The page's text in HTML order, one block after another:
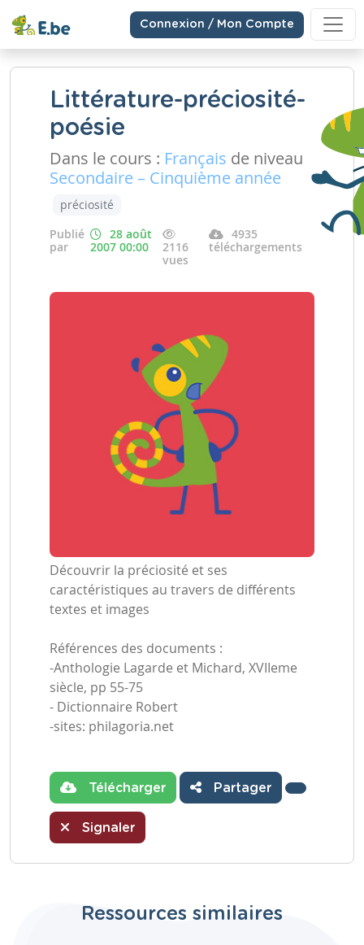
Connexion / Mon Compte
Littérature-préciosité-
poésie
Dans le cours : Français de niveau
Secondaire – Cinquième année
préciosité
Publié
par
28 août
2007 00:00
2116
vues
4935
téléchargements
Découvrir la préciosité et ses
caractéristiques au travers de différents
textes et images
Références des documents :
-Anthologie Lagarde et Michard, XVIIeme
siècle, pp 55-75
- Dictionnaire Robert
-sites: philagoria.net
Télécharger Partager
Signaler
Ressources similaires